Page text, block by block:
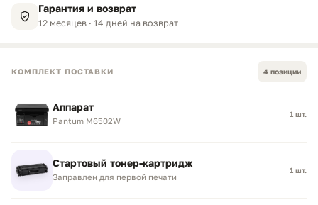
Гарантия и возврат
12 месяцев · 14 дней на возврат
КОМПЛЕКТ ПОСТАВКИ 4 позиции
Аппарат
Pantum M6502W
1 шт.
Стартовый тонер-картридж
Заправлен для первой печати
1 шт.